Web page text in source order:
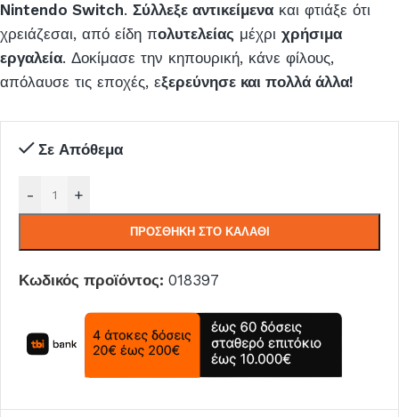
Nintendo Switch. Σύλλεξε αντικείμενα και φτιάξε ότι
χρειάζεσαι, από είδη πολυτελείας μέχρι χρήσιμα
εργαλεία. Δοκίμασε την κηπουρική, κάνε φίλους,
απόλαυσε τις εποχές, εξερεύνησε και πολλά άλλα!
Σε Απόθεμα
- +
ΠΡΟΣΘΉΚΗ ΣΤΟ ΚΑΛΆΘΙ
Κωδικός προϊόντος: 018397